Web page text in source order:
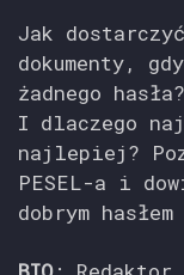
Jak
dokumenty,
żadnego
I dlaczego
najlepiej?
PESEL-a i
dobrym hasłem